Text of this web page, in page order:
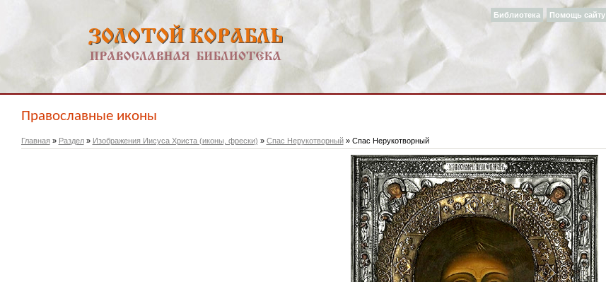
Помощь сайту
Библиотека
Православные иконы
Главная » Раздел» Изображения Иисуса Христа (иконы, фрески) » Спас Нерукотворный» Спас Нерукотворный